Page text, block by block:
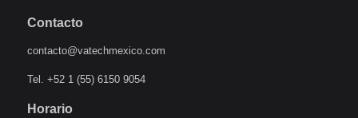
Contacto
contacto@vatechmexico.com
Tel. +52 1 (55) 6150 9054
Horario